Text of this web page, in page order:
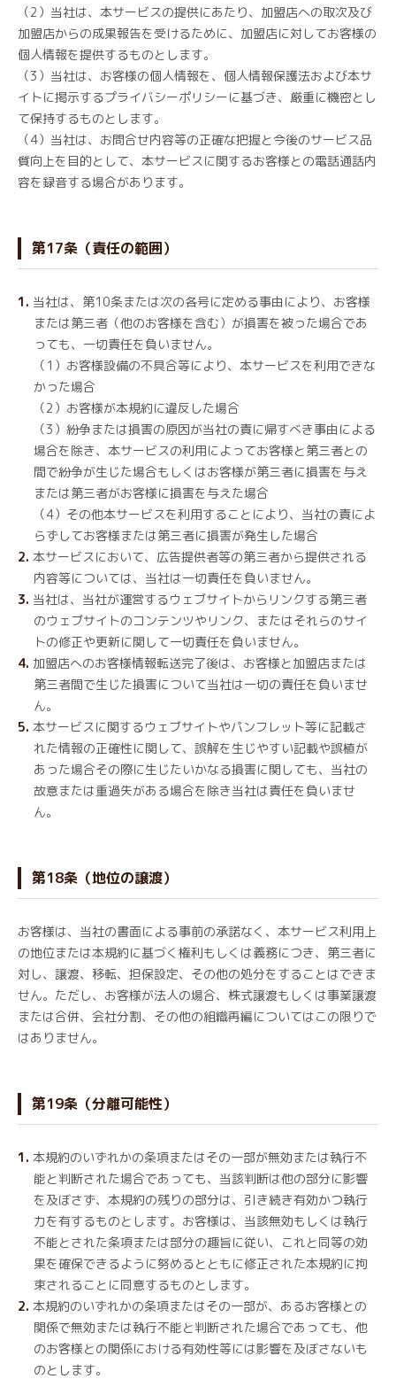
（2）当社は、本サービスの提供にあたり、加盟店への取次及び
加盟店からの成果報告を受けるために、加盟店に対してお客様の
個人情報を提供するものとします。
（3）当社は、お客様の個人情報を、個人情報保護法および本サ
イトに掲示するプライバシーポリシーに基づき、厳重に機密とし
て保持するものとします。
（4）当社は、お問合せ内容等の正確な把握と今後のサービス品
質向上を目的として、本サービスに関するお客様との電話通話内
容を録音する場合があります。
第17条（責任の範囲）
当社は、第10条または次の各号に定める事由により、お客様
または第三者（他のお客様を含む）が損害を被った場合であ
っても、一切責任を負いません。
（1）お客様設備の不具合等により、本サービスを利用できな
かった場合
（2）お客様が本規約に違反した場合
（3）紛争または損害の原因が当社の責に帰すべき事由による
場合を除き、本サービスの利用によってお客様と第三者との
間で紛争が生じた場合もしくはお客様が第三者に損害を与え
または第三者がお客様に損害を与えた場合
（4）その他本サービスを利用することにより、当社の責によ
らずしてお客様または第三者に損害が発生した場合
本サービスにおいて、広告提供者等の第三者から提供される
内容等については、当社は一切責任を負いません。
当社は、当社が運営するウェブサイトからリンクする第三者
のウェブサイトのコンテンツやリンク、またはそれらのサイ
トの修正や更新に関して一切責任を負いません。
加盟店へのお客様情報転送完了後は、お客様と加盟店または
第三者間で生じた損害について当社は一切の責任を負いませ
ん。
本サービスに関するウェブサイトやパンフレット等に記載さ
れた情報の正確性に関して、誤解を生じやすい記載や誤植が
あった場合その際に生じたいかなる損害に関しても、当社の
故意または重過失がある場合を除き当社は責任を負いませ
ん。
第18条（地位の譲渡）
お客様は、当社の書面による事前の承諾なく、本サービス利用上
の地位または本規約に基づく権利もしくは義務につき、第三者に
対し、譲渡、移転、担保設定、その他の処分をすることはできま
せん。ただし、お客様が法人の場合、株式譲渡もしくは事業譲渡
または合併、会社分割、その他の組織再編についてはこの限りで
はありません。
第19条（分離可能性）
本規約のいずれかの条項またはその一部が無効または執行不
能と判断された場合であっても、当該判断は他の部分に影響
を及ぼさず、本規約の残りの部分は、引き続き有効かつ執行
力を有するものとします。お客様は、当該無効もしくは執行
不能とされた条項または部分の趣旨に従い、これと同等の効
果を確保できるように努めるとともに修正された本規約に拘
束されることに同意するものとします。
本規約のいずれかの条項またはその一部が、あるお客様との
関係で無効または執行不能と判断された場合であっても、他
のお客様との関係における有効性等には影響を及ぼさないも
のとします。